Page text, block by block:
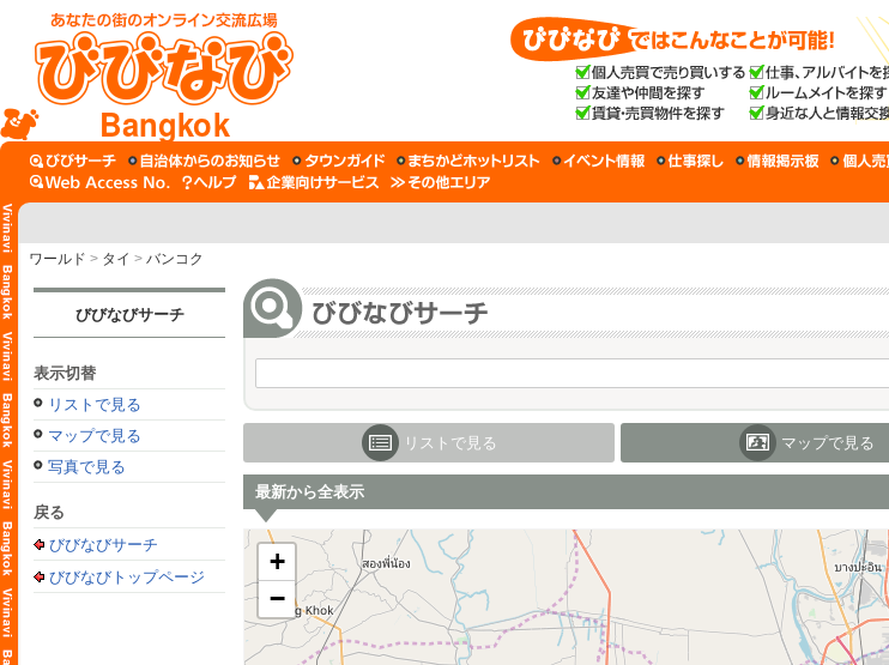
Bangkok
ワールド > タイ > バンコク
びびなびサーチ
表示切替
リストで見る
マップで見る
写真で見る
戻る
びびなびサーチ
びびなびトップページ
リストで見る マップで見る
最新から全表示
+
−